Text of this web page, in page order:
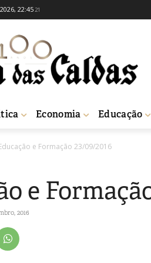
22:4521
Economia Educação
e Formação 23/09/2016
e
2016